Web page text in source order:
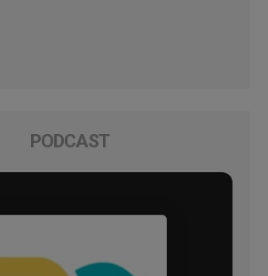
PODCAST